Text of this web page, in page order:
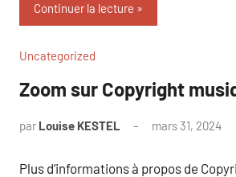
Continuer la lecture
Uncategorized
Zoom sur Copyright
par Louise KESTEL mars 31, 2024
Plus d’informations à propos de